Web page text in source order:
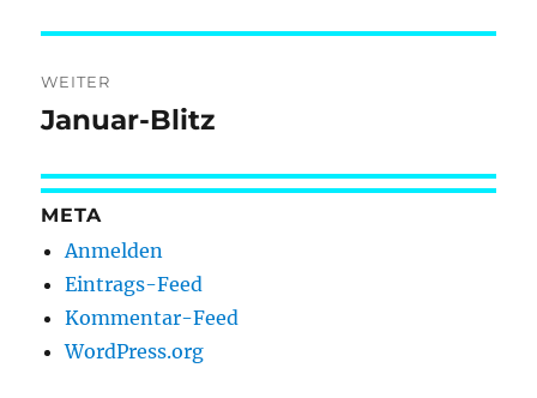
WEITER
Nächster
Januar-Blitz
META
Anmelden
Eintrags-Feed
Kommentar-Feed
WordPress.org